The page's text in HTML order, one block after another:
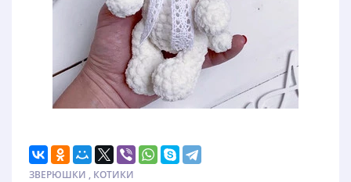
ЗВЕРЮШКИ , КОТИКИ